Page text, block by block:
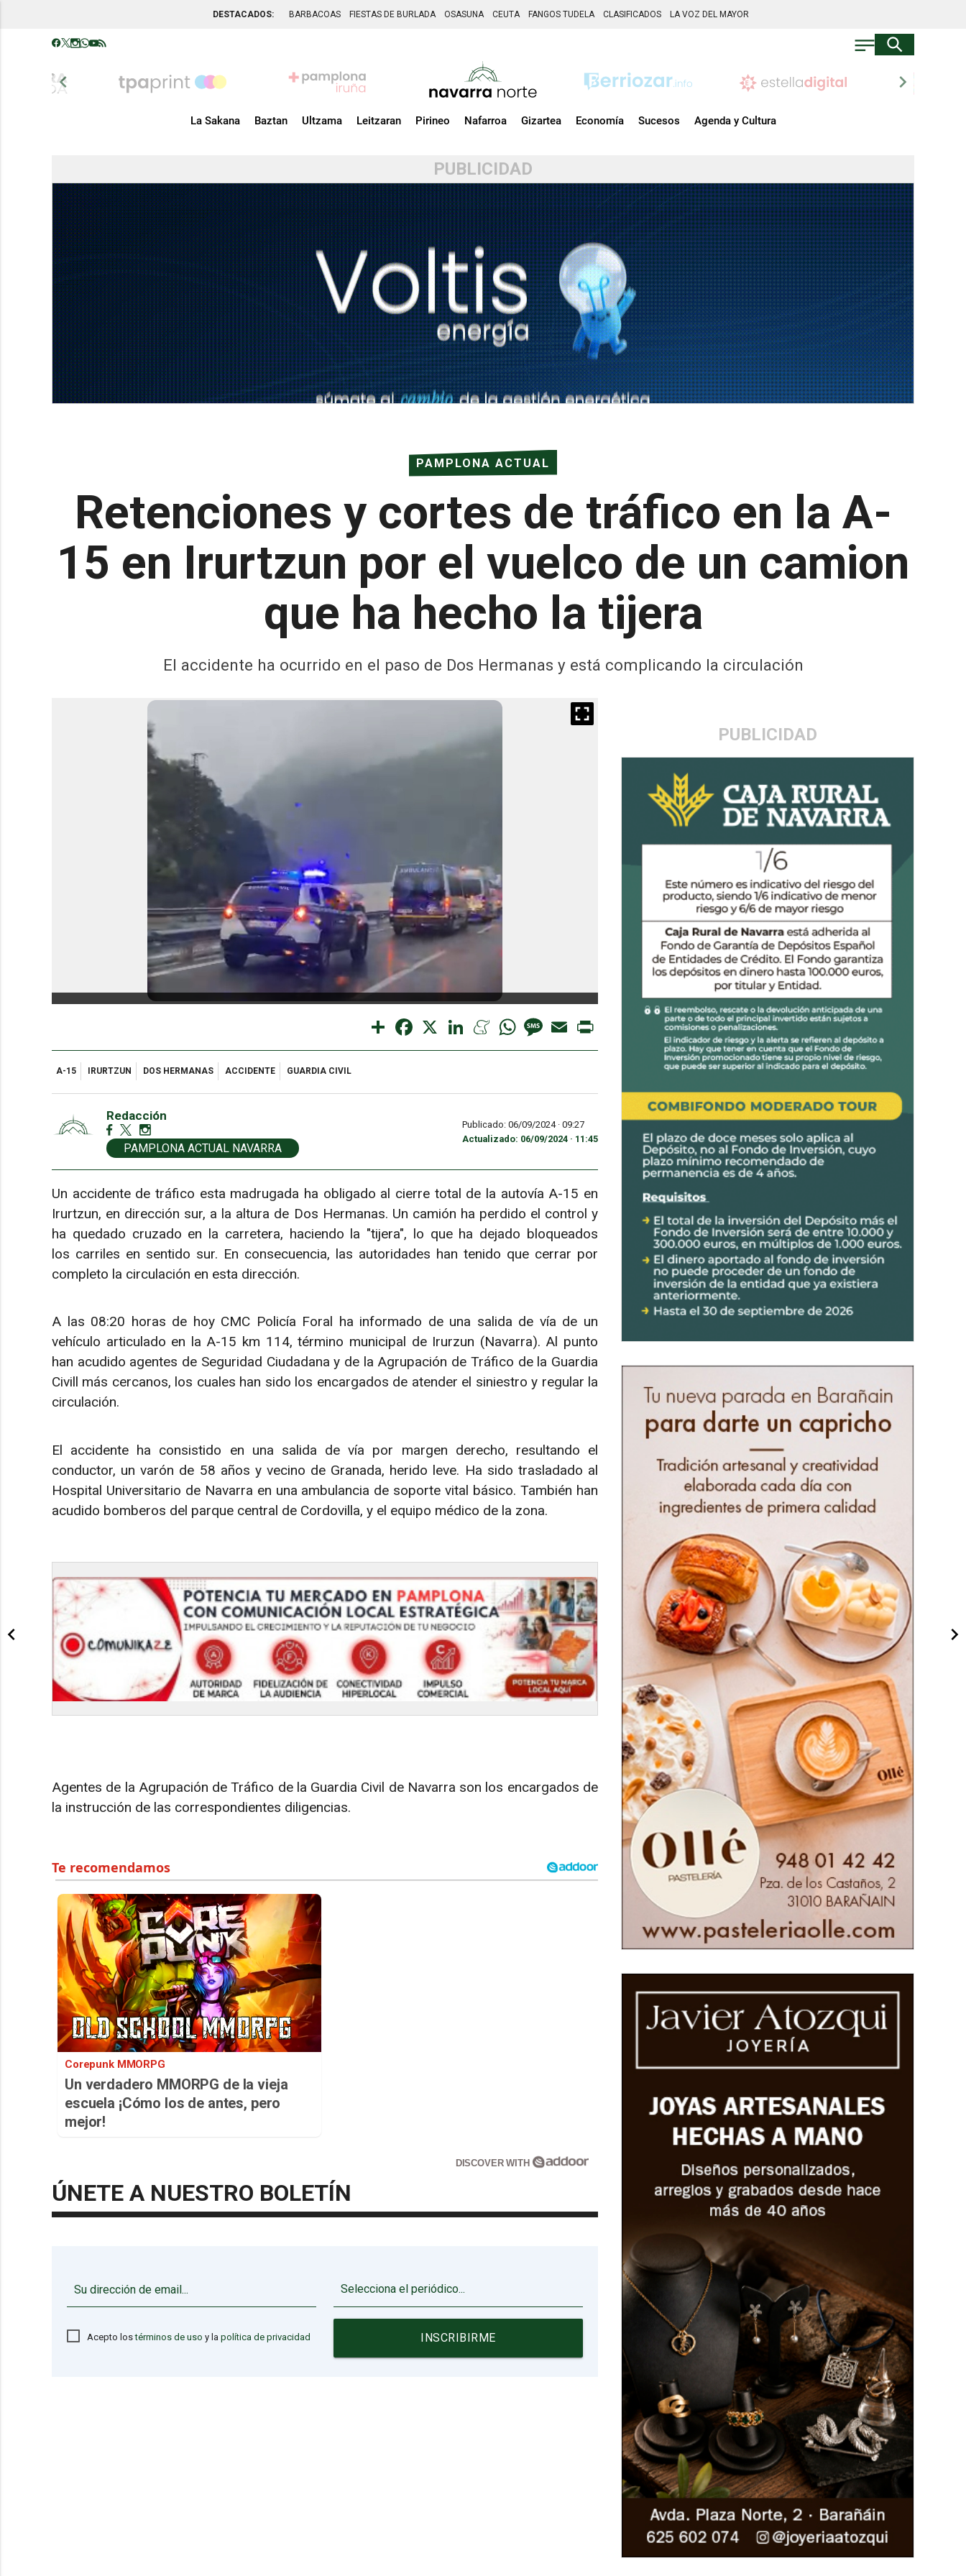
DESTACADOS: BARBACOAS FIESTAS DE BURLADA OSASUNA CEUTA FANGOS TUDELA CLASIFICADOS LA VOZ DEL MAYOR
chevron_left chevron_right
La Sakana Baztan Ultzama Leitzaran Pirineo Nafarroa Gizartea Economía Sucesos Agenda y Cultura
PUBLICIDAD
PAMPLONA ACTUAL
Retenciones y cortes de tráfico en la A-
15 en Irurtzun por el vuelco de un camion
que ha hecho la tijera
El accidente ha ocurrido en el paso de Dos Hermanas y está complicando la circulación
PUBLICIDAD
Share Facebook LinkedInMeneameWhatsAppMessage
Email
A-15 IRURTZUN DOS HERMANAS ACCIDENTE GUARDIA CIVIL
Redacción
PAMPLONA ACTUAL NAVARRA
Publicado: 06/09/2024 · 09:27
Actualizado: 06/09/2024 · 11:45
Un accidente de tráfico esta madrugada ha obligado al cierre total de la autovía A-15 en
Irurtzun, en dirección sur, a la altura de Dos Hermanas. Un camión ha perdido el control y
ha quedado cruzado en la carretera, haciendo la "tijera", lo que ha dejado bloqueados
los carriles en sentido sur. En consecuencia, las autoridades han tenido que cerrar por
completo la circulación en esta dirección.
A las 08:20 horas de hoy CMC Policía Foral ha informado de una salida de vía de un
vehículo articulado en la A-15 km 114, término municipal de Irurzun (Navarra). Al punto
han acudido agentes de Seguridad Ciudadana y de la Agrupación de Tráfico de la Guardia
Civill más cercanos, los cuales han sido los encargados de atender el siniestro y regular la
circulación.
El accidente ha consistido en una salida de vía por margen derecho, resultando el
conductor, un varón de 58 años y vecino de Granada, herido leve. Ha sido trasladado al
Hospital Universitario de Navarra en una ambulancia de soporte vital básico. También han
acudido bomberos del parque central de Cordovilla, y el equipo médico de la zona.
Agentes de la Agrupación de Tráfico de la Guardia Civil de Navarra son los encargados de
la instrucción de las correspondientes diligencias.
Corepunk MMORPG
Un verdadero MMORPG de la vieja
escuela ¡Cómo los de antes, pero
mejor!
DISCOVER WITH
ÚNETE A NUESTRO BOLETÍN
Acepto lostérminos de uso y la política de privacidad INSCRIBIRME